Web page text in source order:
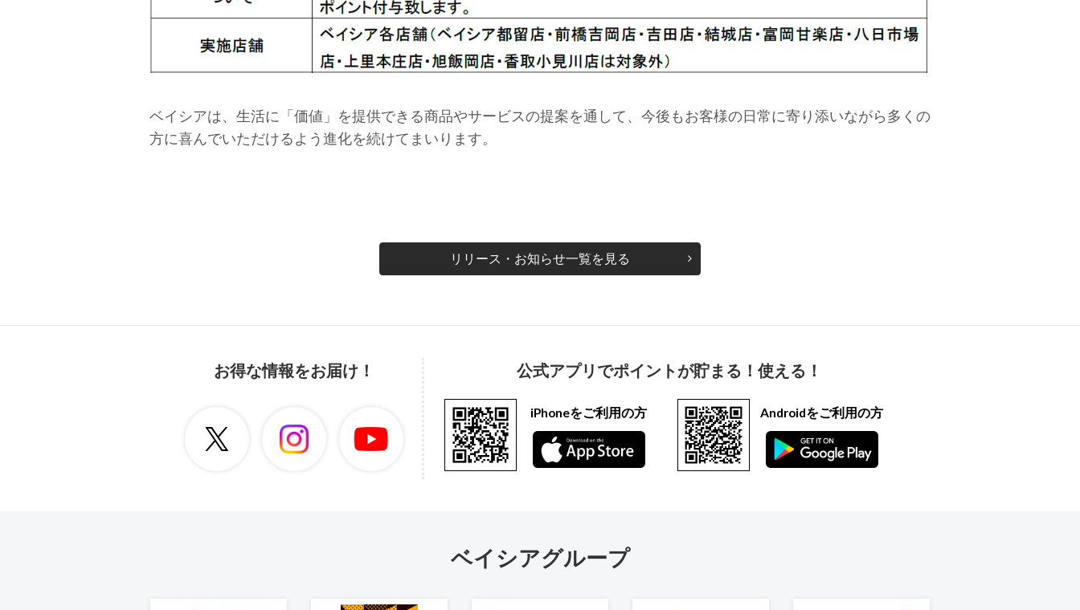
ベイシアは、生活に「価値」を提供できる商品やサービスの提案を通して、今後もお客様の日常に寄り添いながら多くの
方に喜んでいただけるよう進化を続けてまいります。
リリース・お知らせ一覧を見る
お得な情報をお届け！ 公式アプリでポイントが貯まる！使える！
iPhoneをご利用の方 Androidをご利用の方
ベイシアグループ